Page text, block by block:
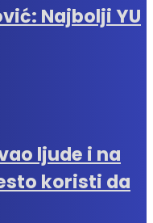
Najbolji YU
ljude i na
koristi da